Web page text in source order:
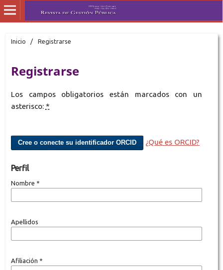
Inicio / Registrarse
Registrarse
Los campos obligatorios están marcados con un
asterisco: *
Cree o conecte su identificador ORCID ¿Qué es ORCID?
Perfil
Nombre *
Apellidos
Afiliación *